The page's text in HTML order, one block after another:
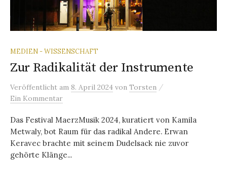
MEDIEN - WISSENSCHAFT
Zur Radikalität der Instrumente
Veröffentlicht am 8. April 2024 von Torsten /
Ein Kommentar
Das Festival MaerzMusik 2024, kuratiert von Kamila
Metwaly, bot Raum für das radikal Andere. Erwan
Keravec brachte mit seinem Dudelsack nie zuvor
gehörte Klänge...